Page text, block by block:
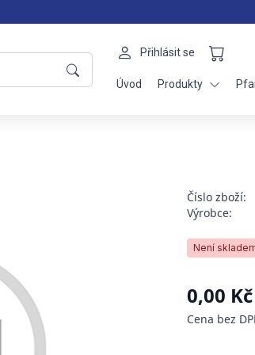
Přihlásit se
Úvod Produkty
Číslo zboží:
Výrobce:
Není
0,00 Kč
Cena bez